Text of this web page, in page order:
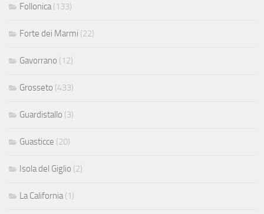
Follonica (133)
Forte dei Marmi (22)
Gavorrano (12)
Grosseto (433)
Guardistallo (3)
Guasticce (20)
Isola del Giglio (2)
La California (1)